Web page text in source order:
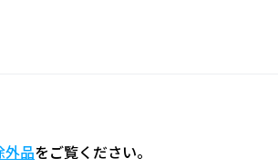
外品をご覧ください。